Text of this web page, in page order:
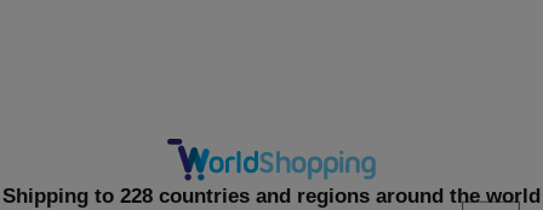
Shipping to 228 countries and regions around the world